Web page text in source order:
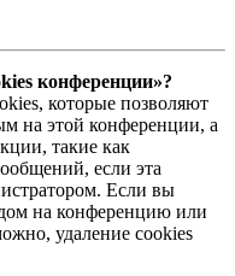
конференции»?
которые позволяют
на этой конференции, а
такие как
если эта
Если вы
на конференцию или
удаление cookies